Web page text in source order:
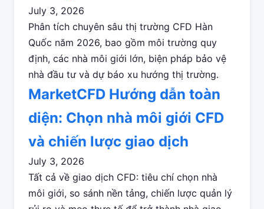
July 3, 2026
Phân tích chuyên sâu thị trường CFD Hàn
Quốc năm 2026, bao gồm môi trường quy
định, các nhà môi giới lớn, biện pháp bảo vệ
nhà đầu tư và dự báo xu hướng thị trường.
MarketCFD Hướng dẫn toàn
diện: Chọn nhà môi giới CFD
và chiến lược giao dịch
July 3, 2026
Tất cả về giao dịch CFD: tiêu chí chọn nhà
môi giới, so sánh nền tảng, chiến lược quản lý